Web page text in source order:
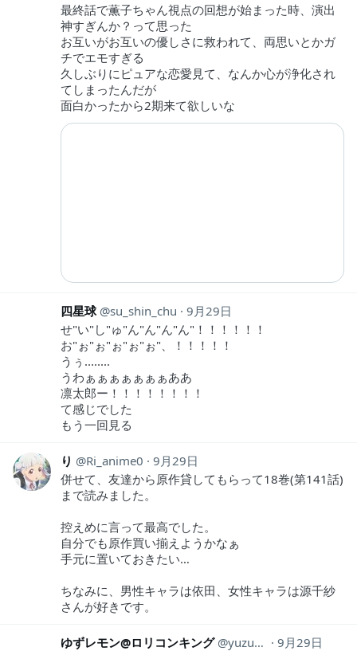
最終話で薫子ちゃん視点の回想が始まった時、演出
神すぎんか？って思った
お互いがお互いの優しさに救われて、両思いとかガ
チでエモすぎる
久しぶりにピュアな恋愛見て、なんか心が浄化され
てしまったんだが
面白かったから2期来て欲しいな
四星球 su_shin_chu
9月29日
せ"い"し"ゅ"ん"ん"ん"ん"！！！！！！
お"ぉ"ぉ"ぉ"ぉ"ぉ"、！！！！！
うぅ........
うわぁぁぁぁぁぁぁああ
凛太郎ー！！！！！！！！
て感じでした
もう一回見る
り Ri_anime0
9月29日
併せて、友達から原作貸してもらって18巻(第141話)
まで読みました。
控えめに言って最高でした。
自分でも原作買い揃えようかなぁ
手元に置いておきたい…
ちなみに、男性キャラは依田、女性キャラは源千紗
さんが好きです。
ゆずレモン@ロリコンキング yuzuremon0760
9月29日